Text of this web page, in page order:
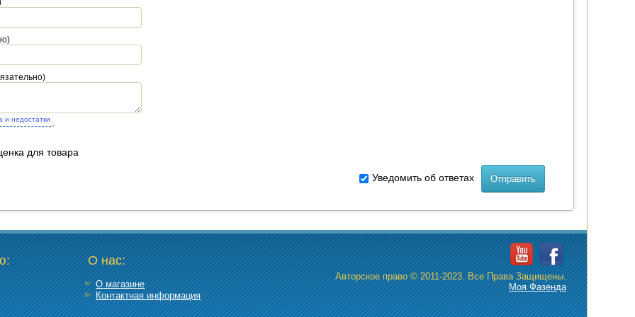
и недостатки
для товара
Уведомить об ответах
О нас:
О магазине
Контактная информация
Авторское право © 2011-2023. Все Права Защищены.
Моя Фазенда